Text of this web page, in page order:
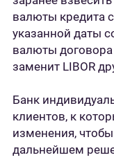
валюты кредита с
указанной даты
валюты договора
заменит LIBOR
Банк
клиентов, к
изменения,
дальнейшем